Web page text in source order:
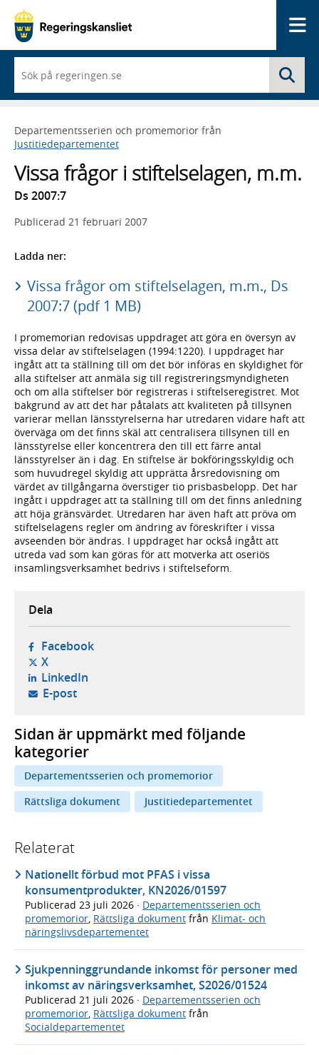
du
börjar
skriva
framträder
en
med
sökförslag
Departementsserien och promemorior från
Justitiedepartementet
Vissa frågor i stiftelselagen, m.m.
Ds 2007:7
Publicerad 21 februari 2007
Ladda ner:
Vissa frågor om stiftelselagen, m.m., Ds
2007:7 (pdf 1 MB)
I promemorian redovisas uppdraget att göra en översyn av
vissa delar av stiftelselagen (1994:1220). I uppdraget har
ingått att ta ställning till om det bör införas en skyldighet för
alla stiftelser att anmäla sig till registreringsmyndigheten
och om alla stiftelser bör registreras i stiftelseregistret. Mot
bakgrund av att det har påtalats att kvaliteten på tillsynen
varierar mellan länsstyrelserna har utredaren vidare haft att
överväga om det finns skäl att centralisera tillsynen till en
länsstyrelse eller koncentrera den till ett färre antal
länsstyrelser än i dag. En stiftelse är bokföringsskyldig och
som huvudregel skyldig att upprätta årsredovisning om
värdet av tillgångarna överstiger tio prisbasbelopp. Det har
ingått i uppdraget att ta ställning till om det finns anledning
att höja gränsvärdet. Utredaren har även haft att pröva om
stiftelselagens regler om ändring av föreskrifter i vissa
avseenden bör ändras. I uppdraget har också ingått att
utreda vad som kan göras för att motverka att oseriös
insamlingsverksamhet bedrivs i stiftelseform.
Dela
Facebook- öppnas i ny flik, extern webbplats,
X- öppnas i ny flik, extern webbplats,
LinkedIn- öppnas i ny flik, extern webbplats,
E-post- öppnar din e-postklient,
Sidan är uppmärkt med följande
kategorier
Departementsserien och promemorior
Rättsliga dokument
Justitiedepartementet
Relaterat
Nationellt förbud mot PFAS i vissa
konsumentprodukter, KN2026/01597
Publicerad 23 juli 2026 · Departementsserien och
promemorior, Rättsliga dokument från Klimat- och
näringslivsdepartementet
Sjukpenninggrundande inkomst för personer med
inkomst av näringsverksamhet, S2026/01524
Publicerad 21 juli 2026 · Departementsserien och
promemorior Rättsliga dokument från
Socialdepartementet